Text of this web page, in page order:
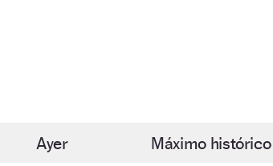
Ayer
Máximo histórico